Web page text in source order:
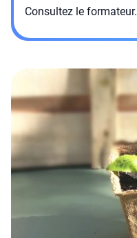
Consultez le formateur.